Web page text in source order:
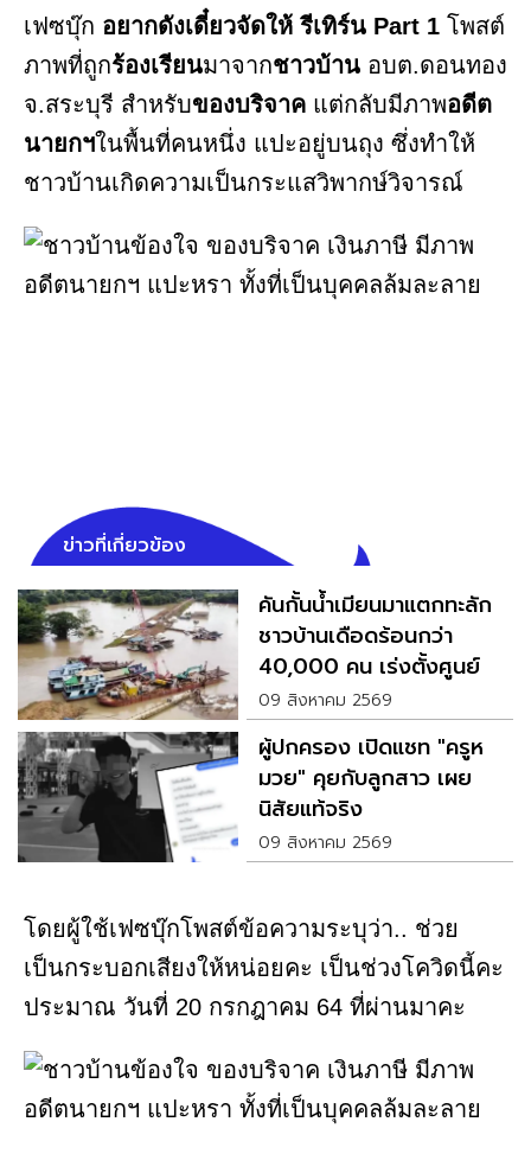
เฟซบุ๊ก อยากดังเดี๋ยวจัดให้ รีเทิร์น Part 1 โพสต์
ภาพที่ถูกร้องเรียนมาจากชาวบ้าน อบต.ดอนทอง
จ.สระบุรี สำหรับของบริจาค แต่กลับมีภาพอดีต
นายกฯในพื้นที่คนหนึ่ง แปะอยู่บนถุง ซึ่งทำให้
ชาวบ้านเกิดความเป็นกระแสวิพากษ์วิจารณ์
ข่าวที่เกี่ยวข้อง
คันกั้นน้ำเมียนมาแตกทะลัก
ชาวบ้านเดือดร้อนกว่า
40,000 คน เร่งตั้งศูนย์
อพยพช่วยเหลือ
09 สิงหาคม 2569
ผู้ปกครอง เปิดแชท "ครูห
มวย" คุยกับลูกสาว เผย
นิสัยแท้จริง
09 สิงหาคม 2569
โดยผู้ใช้เฟซบุ๊กโพสต์ข้อความระบุว่า.. ช่วย
เป็นกระบอกเสียงให้หน่อยคะ เป็นช่วงโควิดนี้คะ
ประมาณ วันที่ 20 กรกฎาคม 64 ที่ผ่านมาคะ